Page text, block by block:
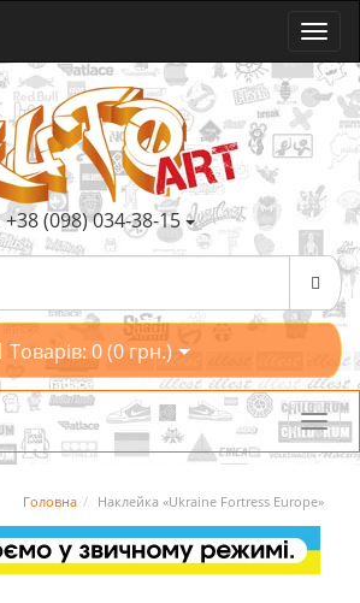
+38 (098) 034-38-15
Товарів: 0 (0 грн.)
Головна Наклейка «Ukraine Fortress Europe»